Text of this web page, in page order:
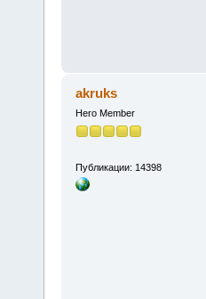
akruks
Hero Member
Публикации: 14398